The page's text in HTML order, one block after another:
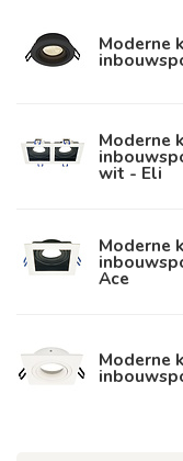
Moderne
Moderne
wit - Eli
Moderne
Ace
Moderne